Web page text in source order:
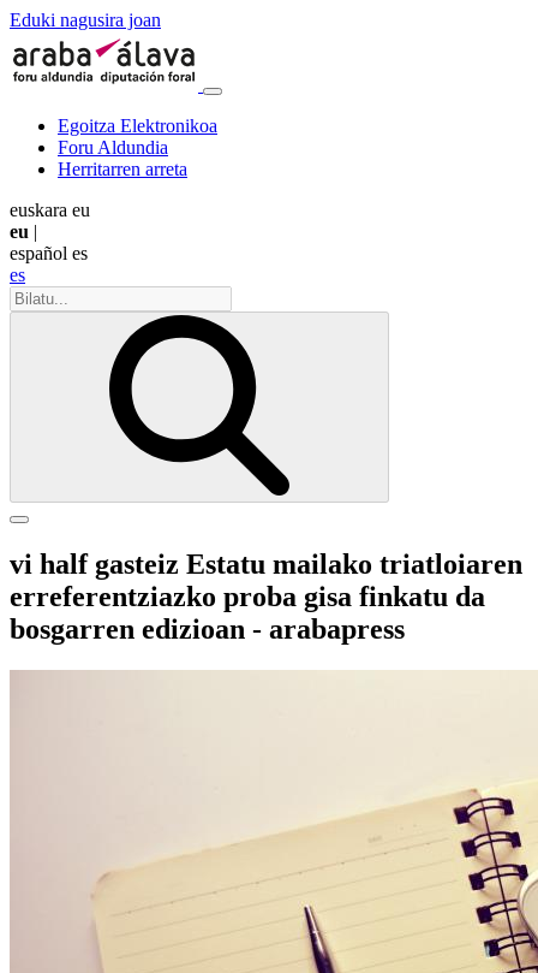
Eduki nagusira joan
Egoitza Elektronikoa
Foru Aldundia
Herritarren arreta
euskara eu
eu |
español es
es
vi half gasteiz Estatu mailako triatloiaren
erreferentziazko proba gisa finkatu da
bosgarren edizioan - arabapress